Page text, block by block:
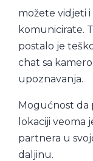
možete vidjeti
komunicirate.
postalo je
chat sa
upoznavanja.
Mogućnost da
lokaciji veoma
partnera u
daljinu.